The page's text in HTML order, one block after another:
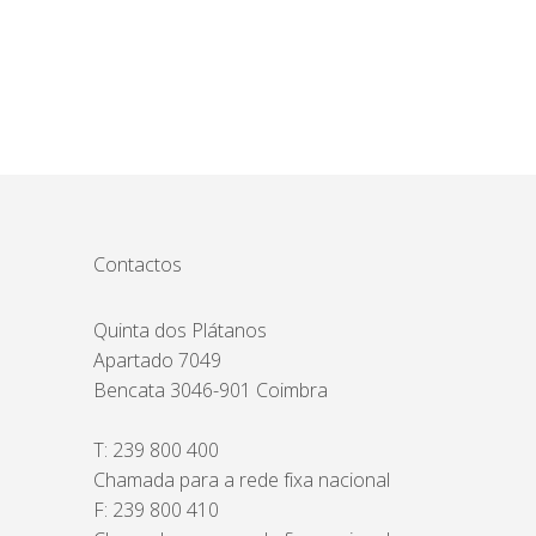
Contactos
Quinta dos Plátanos
Apartado 7049
Bencata 3046-901 Coimbra
T: 239 800 400
Chamada para a rede fixa nacional
F: 239 800 410